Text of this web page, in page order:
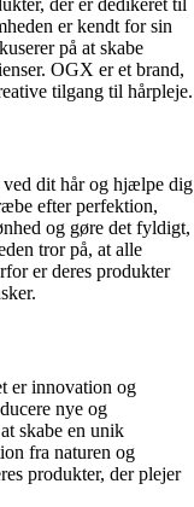
er kendt for sin
på at skabe
OGX er et brand,
tilgang til hårpleje.
dit hår og hjælpe dig
efter perfektion,
og gøre det fyldigt,
tror på, at alle
er deres produkter
er innovation og
nye og
skabe en unik
fra naturen og
produkter, der plejer